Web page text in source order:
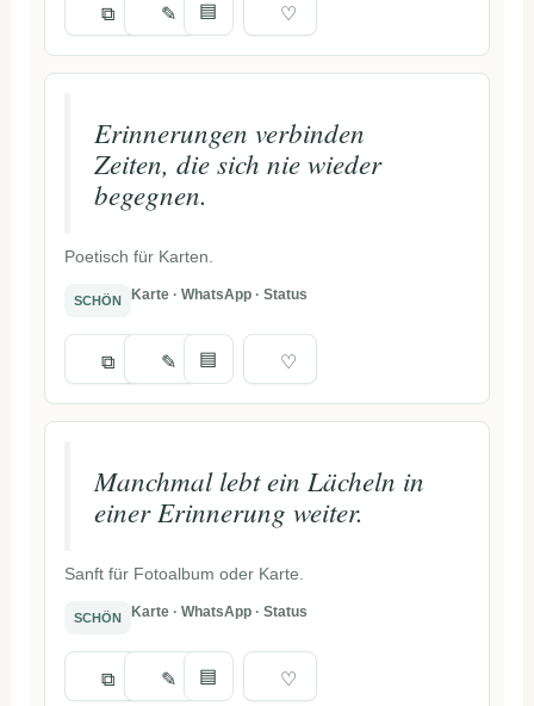
⧉ ✎ ▤ ♡
Erinnerungen verbinden
Zeiten, die sich nie wieder
begegnen.
Poetisch für Karten.
SCHÖN Karte · WhatsApp · Status
⧉ ✎ ▤ ♡
Manchmal lebt ein Lächeln in
einer Erinnerung weiter.
Sanft für Fotoalbum oder Karte.
SCHÖN Karte · WhatsApp · Status
⧉ ✎ ▤ ♡